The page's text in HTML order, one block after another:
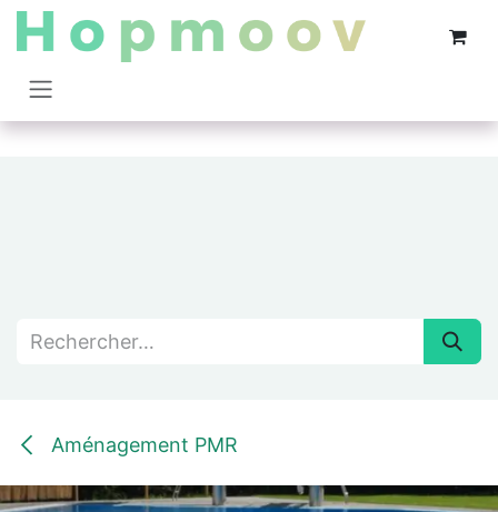
Se rendre au contenu
Aménagement PMR